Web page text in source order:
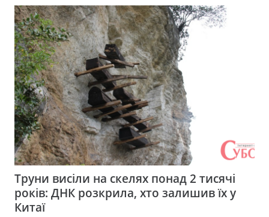
Труни висіли на скелях понад 2 тисячі
років: ДНК розкрила, хто залишив їх у
Китаї